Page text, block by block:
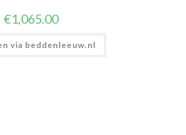
€1,065.00
via beddenleeuw.nl